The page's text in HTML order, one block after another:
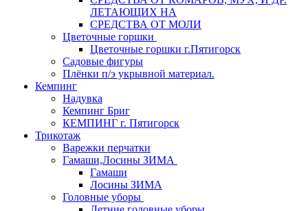
ЛЕТАЮЩИХ НА
СРЕДСТВА ОТ МОЛИ
Цветочные горшки
Цветочные горшки г.Пятигорск
Садовые фигуры
Плёнки п/э укрывной материал.
Кемпинг
Надувка
Кемпинг Бриг
КЕМПИНГ г. Пятигорск
Трикотаж
Варежки перчатки
Гамаши,Лосины ЗИМА
Гамаши
Лосины ЗИМА
Головные уборы